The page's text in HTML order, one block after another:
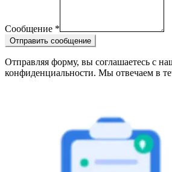
Сообщение *
Отправить сообщение
Отправляя форму, вы соглашаетесь с
конфиденциальности. Мы отвечаем в